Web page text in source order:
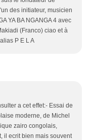
des initiateur, musicien
YA BA NGANGA 4 avec
(Franco) ciao et à
P E L A
a cet effet:- Essai de
moderne, de Michel
zairo congolais,
il ecrit bien mais souvent